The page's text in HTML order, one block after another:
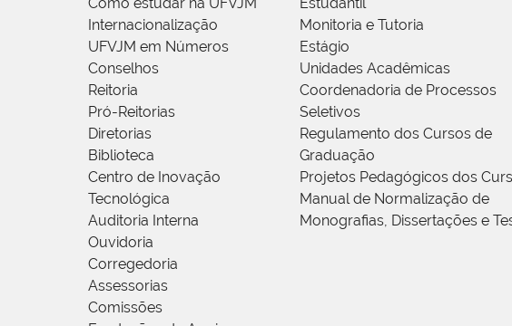
Como estudar na UFVJM
Internacionalização
UFVJM em Números
Conselhos
Reitoria
Pró-Reitorias
Diretorias
Biblioteca
Centro de Inovação
Tecnológica
Auditoria Interna
Ouvidoria
Corregedoria
Assessorias
Comissões
Estudantil
Monitoria e Tutoria
Estágio
Unidades Acadêmicas
Coordenadoria de Processos
Seletivos
Regulamento dos Cursos de
Graduação
Projetos Pedagógicos dos
Manual de Normalização de
Monografias, Dissertações e